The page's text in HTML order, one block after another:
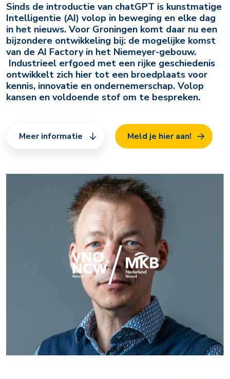
Sinds de introductie van chatGPT is kunstmatige
Intelligentie (AI) volop in beweging en elke dag
in het nieuws. Voor Groningen komt daar nu een
bijzondere ontwikkeling bij: de mogelijke komst
van de AI Factory in het Niemeyer-gebouw.
Industrieel erfgoed met een rijke geschiedenis
ontwikkelt zich hier tot een broedplaats voor
kennis, innovatie en ondernemerschap. Volop
kansen en voldoende stof om te bespreken.
Meer informatie Meld je hier aan!